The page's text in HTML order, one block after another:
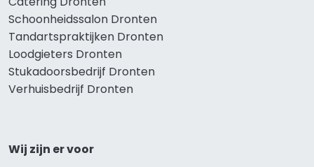
Schoonheidssalon Dronten
Tandartspraktijken Dronten
Loodgieters Dronten
Stukadoorsbedrijf Dronten
Verhuisbedrijf Dronten
Wij zijn er voor